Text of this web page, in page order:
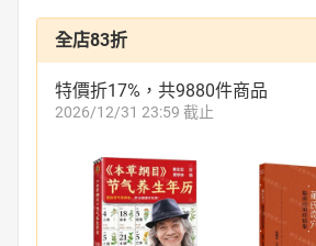
全店83折
特價折17%，共9880件商品
2026/12/31 23:59 截止